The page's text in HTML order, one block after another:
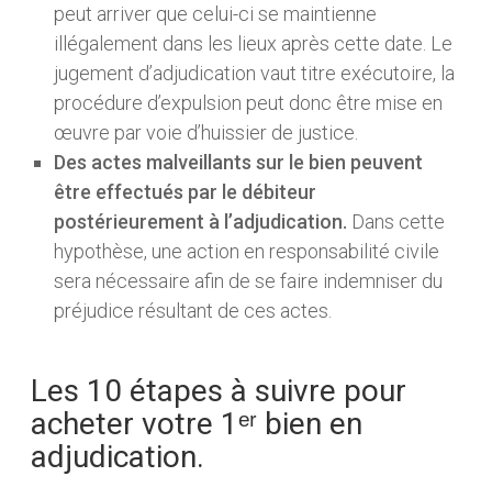
peut arriver que celui-ci se maintienne
illégalement dans les lieux après cette date. Le
jugement d’adjudication vaut titre exécutoire, la
procédure d’expulsion peut donc être mise en
œuvre par voie d’huissier de justice.
Des actes malveillants sur le bien peuvent
être effectués par le débiteur
postérieurement à l’adjudication. Dans cette
hypothèse, une action en responsabilité civile
sera nécessaire afin de se faire indemniser du
préjudice résultant de ces actes.
Les 10 étapes à suivre pour
acheter votre 1ᵉʳ bien en
adjudication.